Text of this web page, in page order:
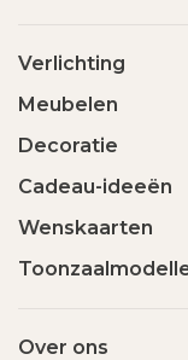
Verlichting
Meubelen
Decoratie
Cadeau-ideeën
Wenskaarten
Over ons